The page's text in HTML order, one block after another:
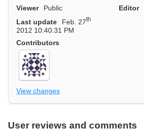
Viewer Public Editor
Last update
Feb. 27th
2012 10:40:31 PM
Contributors
View changes
User reviews and comments